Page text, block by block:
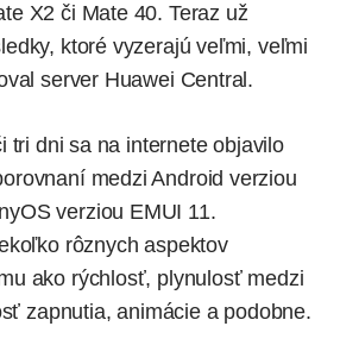
X2 či Mate 40. Teraz už
ktoré vyzerajú veľmi, veľmi
server Huawei Central.
tri dni sa na internete objavilo
medzi Android verziou
verziou EMUI 11.
rôznych aspektov
ako rýchlosť, plynulosť medzi
zapnutia, animácie a podobne.